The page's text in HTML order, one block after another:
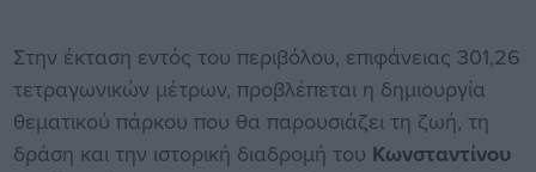
Στην έκταση εντός του περιβόλου, επιφάνειας 301,26
τετραγωνικών μέτρων, προβλέπεται η δημιουργία
θεματικού πάρκου που θα παρουσιάζει τη ζωή, τη
δράση και την ιστορική διαδρομή του Κωνσταντίνου